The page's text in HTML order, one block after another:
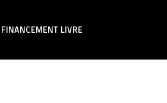
FINANCEMENT LIVRE